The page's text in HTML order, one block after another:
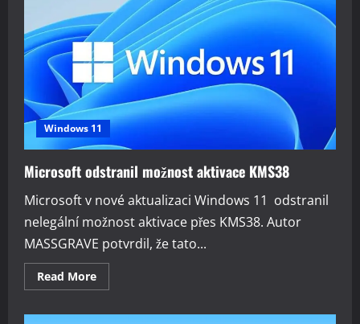
pornografie
s
falešnou
aktualizací
systému
Windows 11
Microsoft odstranil možnost aktivace KMS38
Microsoft v nové aktualizaci Windows 11 odstranil
nelegální možnost aktivace přes KMS38. Autor
MASSGRAVE potvrdil, že tato...
Read MoreRead
more